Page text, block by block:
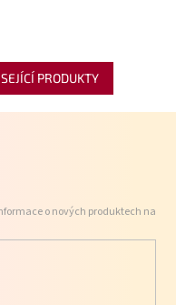
PRODUKTY
o nových produktech na